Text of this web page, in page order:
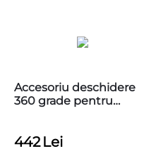
Accesoriu deschidere
360 grade pentru
Nice M-FAB, MEA1
442 Lei